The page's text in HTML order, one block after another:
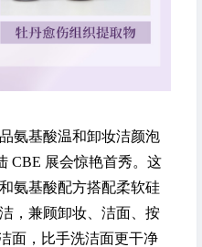
基酸温和卸妆洁颜泡
CBE 展会惊艳首秀。这
氨基酸配方搭配柔软硅
，兼顾卸妆、洁面、按
面，比手洗洁面更干净